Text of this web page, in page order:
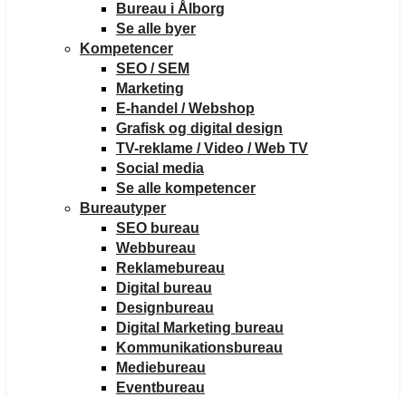
Bureau i Ålborg
Se alle byer
Kompetencer
SEO / SEM
Marketing
E-handel / Webshop
Grafisk og digital design
TV-reklame / Video / Web TV
Social media
Se alle kompetencer
Bureautyper
SEO bureau
Webbureau
Reklamebureau
Digital bureau
Designbureau
Digital Marketing bureau
Kommunikationsbureau
Mediebureau
Eventbureau